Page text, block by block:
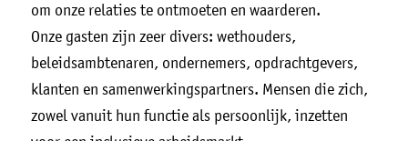
om onze relaties te ontmoeten en waarderen.
Onze gasten zijn zeer divers: wethouders,
beleidsambtenaren, ondernemers, opdrachtgevers,
klanten en samenwerkingspartners. Mensen die zich,
zowel vanuit hun functie als persoonlijk, inzetten